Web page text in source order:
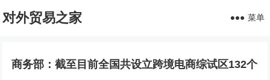
对外贸易之家 菜单
商务部：截至目前全国共设立跨境电商综试区132个